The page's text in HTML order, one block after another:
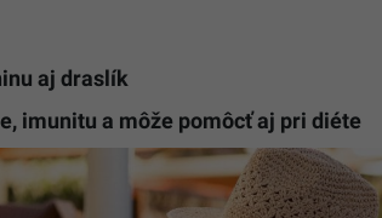
aj draslík
imunitu a môže pomôcť aj pri diéte